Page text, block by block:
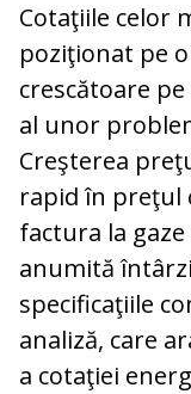
Cotaţiile celor
poziţionat pe
crescătoare
al unor
Creşterea
rapid în preţul
factura la
anumită
specificaţiile
analiză, care
a cotaţiei